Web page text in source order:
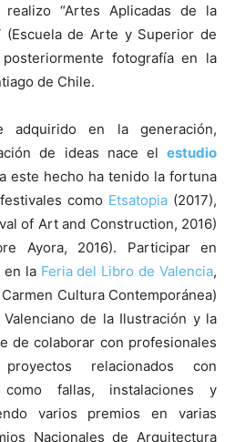
“Artes Aplicadas de la
(Escuela de Arte y Superior de
fotografía en la
de Chile.
adquirido en la generación,
de ideas nace el estudio
este hecho ha tenido la fortuna
como Etsatopia(2017),
of Art and Construction, 2016)
Ayora, 2016). Participar en
en la Feria del Libro de Valencia,
Cultura Contemporánea)
Valenciano de la Ilustración y la
de colaborar con profesionales
relacionados con
como fallas, instalaciones y
varios premios en varias
Nacionales de Arquitectura